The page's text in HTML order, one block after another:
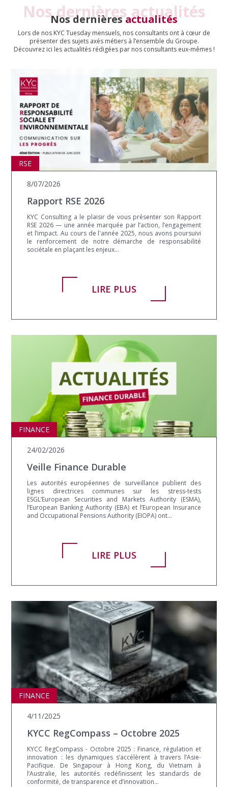
Nos dernières actualités
Nos dernièresactualités
Lors de nos KYC Tuesday mensuels, nos consultants ont à cœur de
présenter des sujets axés métiers à l’ensemble du Groupe.
Découvrez ici les actualités rédigées par nos consultants eux-mêmes !
Rapport RSE 2026
8/07/2026
RSE
KYC Consulting a le plaisir de vous présenter son Rapport
RSE 2026 — une année marquée par l’action, l’engagement
et l’impact. Au cours de l'année 2025, nous avons poursuivi
le renforcement de notre démarche de responsabilité
sociétale en plaçant les enjeux...
LIRE PLUS
Veille Finance Durable
24/02/2026
FINANCE
Les autorités européennes de surveillance publient des
lignes directrices communes sur les stress-tests
ESGL’European Securities and Markets Authority (ESMA),
l’European Banking Authority (EBA) et l’European Insurance
and Occupational Pensions Authority (EIOPA) ont...
LIRE PLUS
KYCC RegCompass – Octobre 2025
4/11/2025
ASIA
FINANCE
KYCC RegCompass - Octobre 2025 : Finance, régulation et
innovation : les dynamiques s’accélèrent à travers l’Asie-
Pacifique. De Singapour à Hong Kong, du Vietnam à
l’Australie, les autorités redéfinissent les standards de
conformité, de transparence et d’innovation...